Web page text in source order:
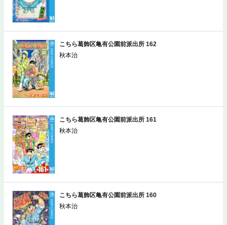
こちら葛飾区亀有公園前派出所 162
秋本治
こちら葛飾区亀有公園前派出所 161
秋本治
こちら葛飾区亀有公園前派出所 160
秋本治